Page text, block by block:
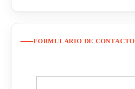
FORMULARIO DE CONTACTO